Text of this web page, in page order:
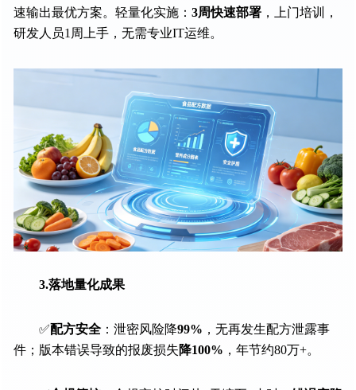
速输出最优方案。轻量化实施： 3周快速部署 ，上门培训，
研发人员1周上手，无需专业IT运维。
3.落地量化成果
✅配方安全 ：泄密风险降99% ，无再发生配方泄露事
件；版本错误导致的报废损失降100% ，年节约80万+。